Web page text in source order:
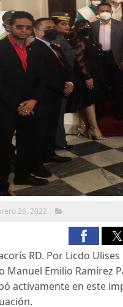
26, 2022
RD. Por Licdo
Manuel Emilio Ramírez
activamente en este